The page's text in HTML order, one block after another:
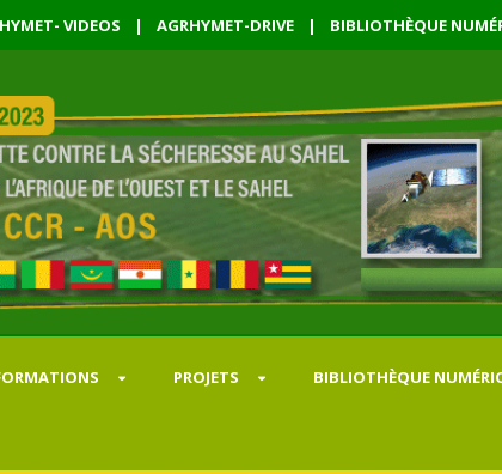
VIDEOS | AGRHYMET-DRIVE | BIBLIOTHÈQUE
PROJETS BIBLIOTHÈQUE